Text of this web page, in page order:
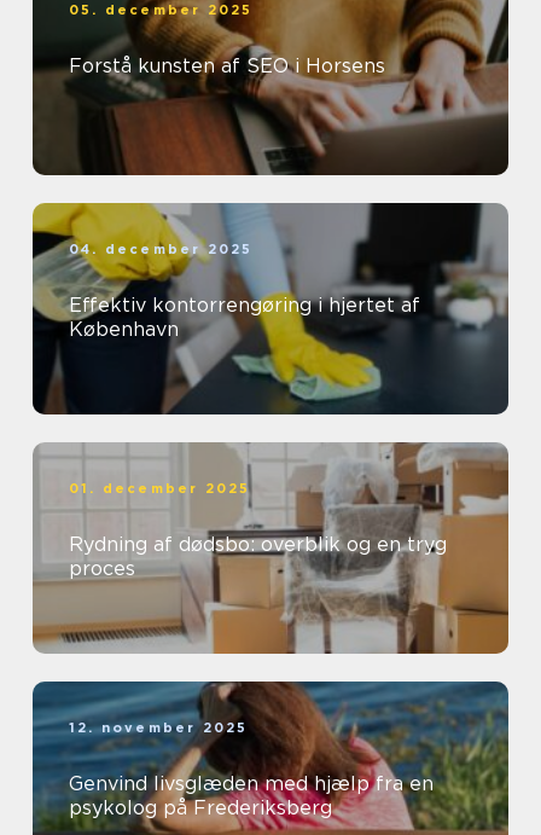
05. december 2025
Forstå kunsten af SEO i Horsens
04. december 2025
Effektiv kontorrengøring i hjertet af
København
01. december 2025
Rydning af dødsbo: overblik og en tryg
proces
12. november 2025
Genvind livsglæden med hjælp fra en
psykolog på Frederiksberg